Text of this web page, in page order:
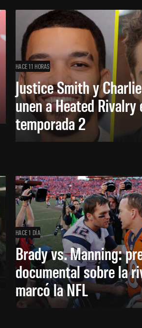
HACE 11 HORAS
Justice Smith y
unen a Heated Rivalry
temporada 2
HACE 1 DÍA
Brady vs. Manning:
documental sobre la
marcó la NFL